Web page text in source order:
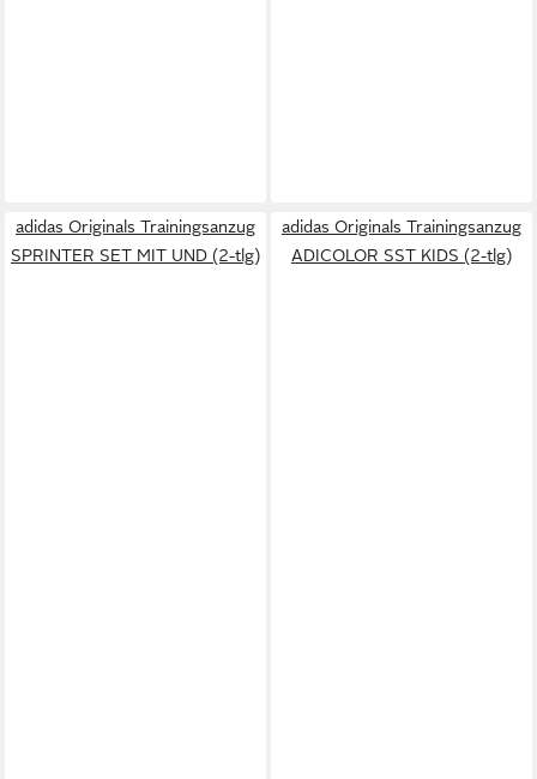
adidas Originals Trainingsanzug
SPRINTER SET MIT UND (2-tlg)
adidas Originals Trainingsanzug
ADICOLOR SST KIDS (2-tlg)